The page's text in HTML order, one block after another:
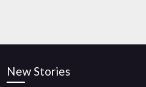
New Stories